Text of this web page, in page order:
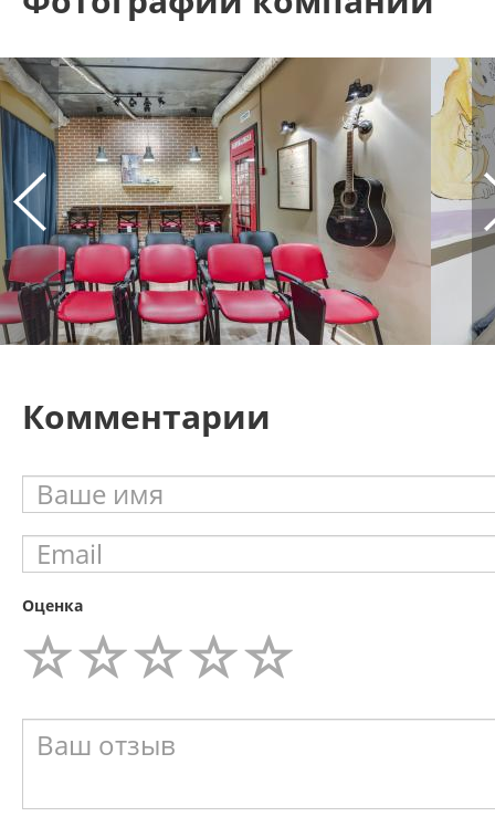
Комментарии
Оценка